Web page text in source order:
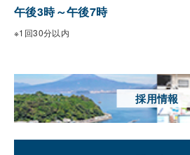
午後3時～午後7時
※1回30分以内
採用情報